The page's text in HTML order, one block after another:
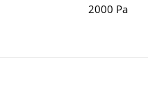
2000 Pa